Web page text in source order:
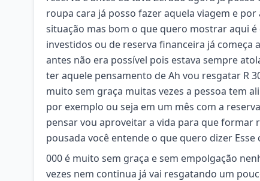
roupa cara já posso fazer aquela viagem e
situação mas bom o que quero mostrar aqui
investidos ou de reserva financeira já
antes não era possível pois estava sempre
ter aquele pensamento de Ah vou resgatar R
muito sem graça muitas vezes a pessoa tem
por exemplo ou seja em um mês com a
pensar vou aproveitar a vida para que formar
pousada você entende o que quero dizer
000 é muito sem graça e sem empolgação
vezes nem continua já vai resgatando um